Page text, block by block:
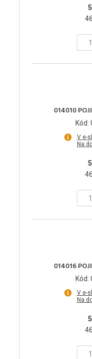
014010
Kód:
V e-
Na
014016
Kód:
V e-
Na